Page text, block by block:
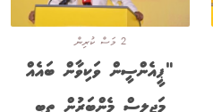
2 މަސް ކުރިން
"ޕީއެންސީން ވަކިވާން ބައެއް
މަޖިލިސް މެންބަރުން ތިބީ